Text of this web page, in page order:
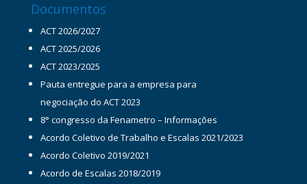
Documentos
ACT 2026/2027
ACT 2025/2026
ACT 2023/2025
Pauta entregue para a empresa para
negociação do ACT 2023
8° congresso da Fenametro – Informações
Acordo Coletivo de Trabalho e Escalas 2021/2023
Acordo Coletivo 2019/2021
Acordo de Escalas 2018/2019